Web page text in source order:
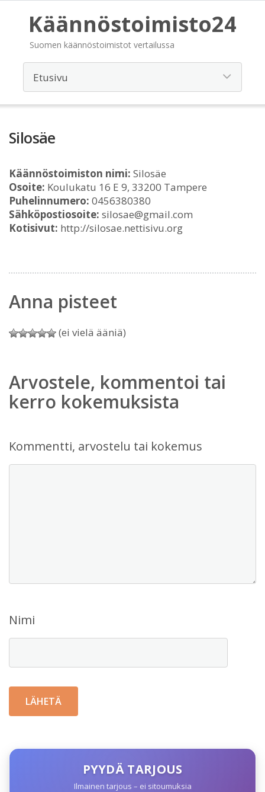
Käännöstoimisto24
Suomen käännöstoimistot vertailussa
Silosäe
Käännöstoimiston nimi: Silosäe
Osoite: Koulukatu 16 E 9, 33200 Tampere
Puhelinnumero: 0456380380
Sähköpostiosoite: silosae@gmail.com
Kotisivut: http://silosae.nettisivu.org
Anna pisteet
(ei vielä ääniä)
Arvostele, kommentoi tai
kerro kokemuksista
Kommentti, arvostelu tai kokemus
Nimi
PYYDÄ TARJOUS
Ilmainen tarjous – ei sitoumuksia